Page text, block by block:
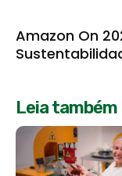
Amazon On
Leia também